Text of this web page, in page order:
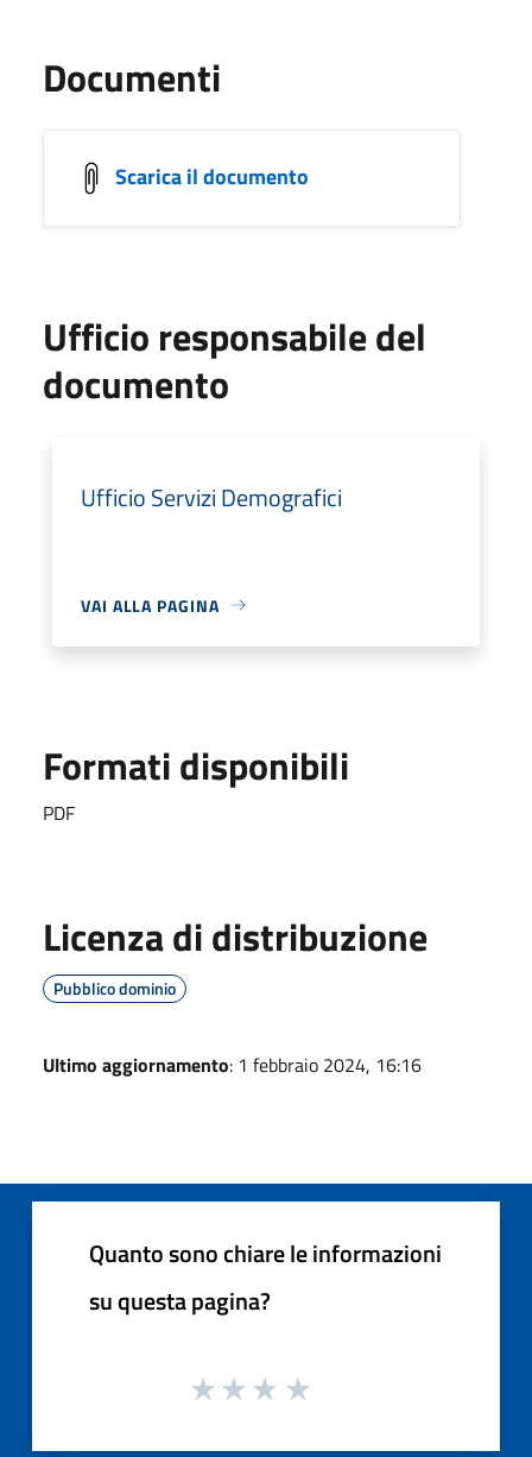
Documenti
Scarica il documento
Ufficio responsabile del
documento
Ufficio Servizi Demografici
VAI ALLA PAGINA
Formati disponibili
PDF
Licenza di distribuzione
Pubblico dominio
Ultimo aggiornamento: 1 febbraio 2024, 16:16
Quanto sono chiare le informazioni
su questa pagina?